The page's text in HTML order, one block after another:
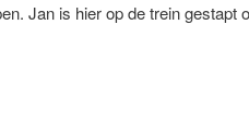
Jan is hier op de trein gestapt